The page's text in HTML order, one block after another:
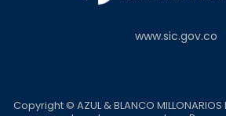
www.sic.gov.co
Copyright © AZUL & BLANCO